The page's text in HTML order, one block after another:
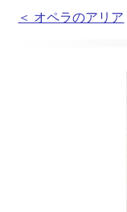
＜ オペラのアリア